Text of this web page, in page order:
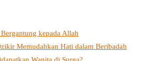
kepada Allah
Memudahkan Hati dalam Beribadah